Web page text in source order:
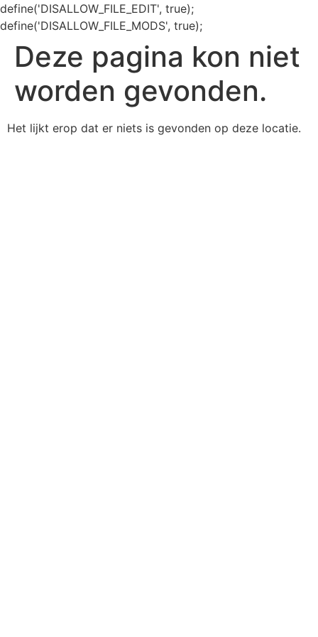
define('DISALLOW_FILE_EDIT', true);
define('DISALLOW_FILE_MODS', true);
Deze pagina kon niet
worden gevonden.
Het lijkt erop dat er niets is gevonden op deze locatie.